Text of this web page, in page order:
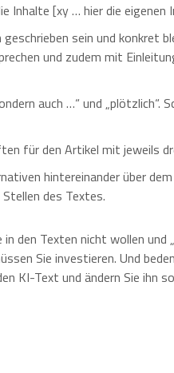
Inhalte [xy … hier die
sein und konkret
und zudem mit
auch …“ und „plötzlich“.
für den Artikel mit jeweils
hintereinander über
des Textes.
in den Texten nicht wollen
Sie investieren. Und
KI-Text und ändern Sie ihn